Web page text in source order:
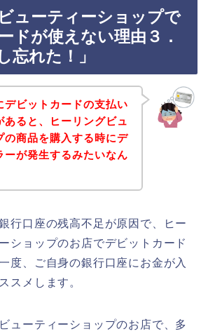
ューティーショップで
ドが使えない理由３．
忘れた！」
デビットカードの支払い
あると、ヒーリングビュ
の商品を購入する時にデ
ーが発生するみたいなん
行口座の残高不足が原因で、ヒー
ショップのお店でデビットカード
度、ご自身の銀行口座にお金が入
スメします。
ューティーショップのお店で、多